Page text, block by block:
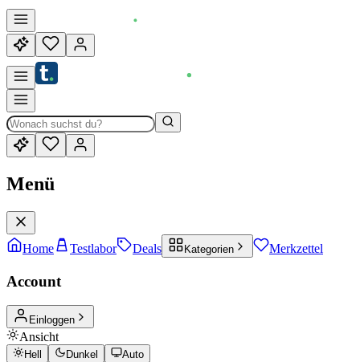
Menü
Home Testlabor Deals Kategorien Merkzettel
Account
Einloggen
Ansicht
Hell Dunkel Auto